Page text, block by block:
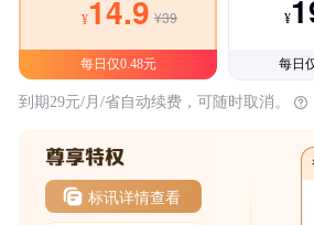
¥14.9 ¥39
每日仅0.48元
¥
每日
到期29元/月/省自动续费，可随时取消。
标讯详情查看